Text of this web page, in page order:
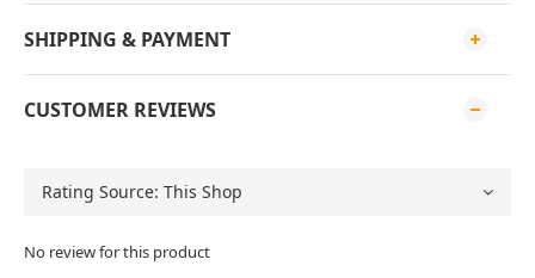
SHIPPING & PAYMENT
CUSTOMER REVIEWS
No review for this product